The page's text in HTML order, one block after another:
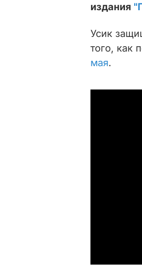
издания
Усик
того, как
мая.